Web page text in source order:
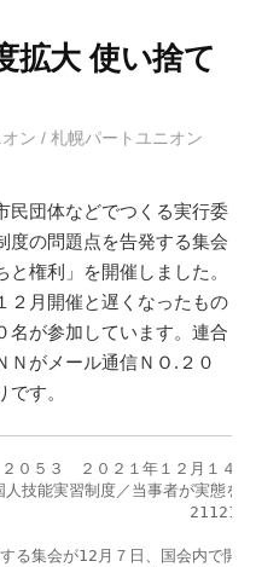
拡大 使い捨て
ン / 札幌パートユニオン
民団体などでつくる実行委
度の問題点を告発する集会
と権利」を開催しました。
２月開催と遅くなったもの
名が参加しています。連合
Ｎがメール通信ＮＯ.２０
す。
５３　２０２１年１２月１４日
技能実習制度／当事者が実態を
　211211連
る集会が12月７日、国会内で開